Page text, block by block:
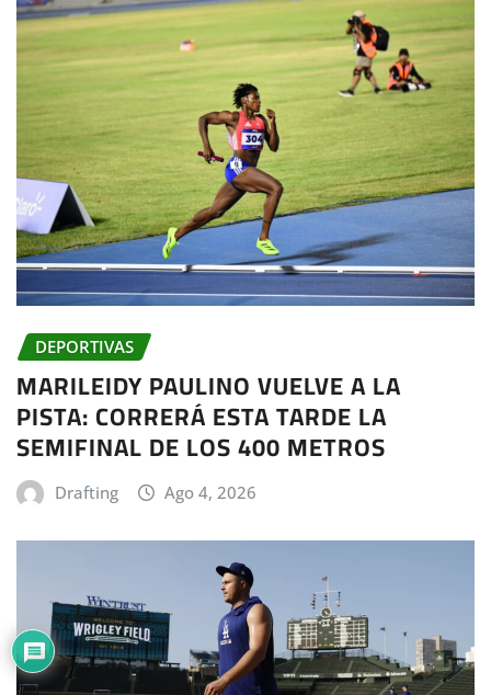
DEPORTIVAS
MARILEIDY PAULINO VUELVE A LA
PISTA: CORRERÁ ESTA TARDE LA
SEMIFINAL DE LOS 400 METROS
Drafting Ago 4, 2026